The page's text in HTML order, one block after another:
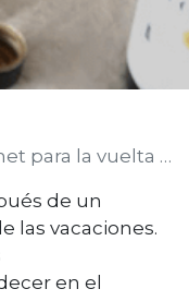
la vuelta a la rutina
de un
las vacaciones.
en el